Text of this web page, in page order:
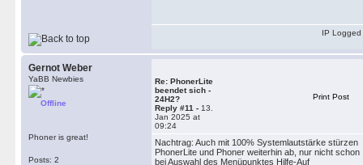
IP Logged
Gernot Weber
YaBB Newbies
Offline
Phoner is great!
Posts: 2
Re: PhonerLite
beendet sich -
24H2?
Reply #11 - 13.
Jan 2025 at
09:24
Print Post
Nachtrag: Auch mit 100% Systemlautstärke stürzen
PhonerLite und Phoner weiterhin ab, nur nicht schon
bei Auswahl des Menüpunktes Hilfe-Auf